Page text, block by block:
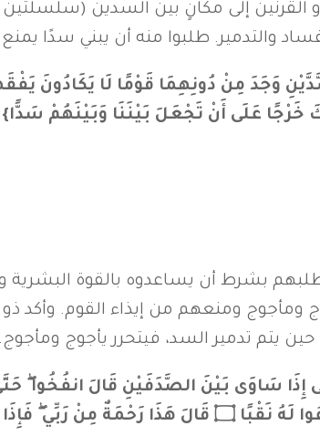
القرنين إلى مكانٍ بين السدين
والتدمير. طلبوا منه أن يبني سدًا
عَلَى أَنْ تَجْعَلَ بَيْنَنَا وَبَيْنَهُمْ سَدًّا}
بشرط أن يساعدوه بالقوة البشرية
ومأجوج ومنعهم من إيذاء القوم. وأكد
حين يتم تدمير السد، فيتحرر يأجوج
جَعَلَهُ دَكَّاءَ ۖ وَكَانَ وَعْدُ رَبِّي حَقًّا}